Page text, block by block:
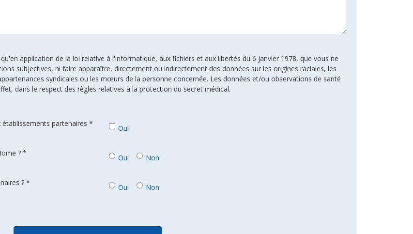
application de la loi relative à l'informatique, aux fichiers et aux libertés du 6 janvier 1978, que vous ne
subjectives, ni faire apparaître, directement ou indirectement des données sur les origines raciales, les
syndicales ou les mœurs de la personne concernée. Les données et/ou observations de santé
dans le respect des règles relatives à la protection du secret médical.
partenaires *
Oui
? *
Oui Non
? *
Oui Non